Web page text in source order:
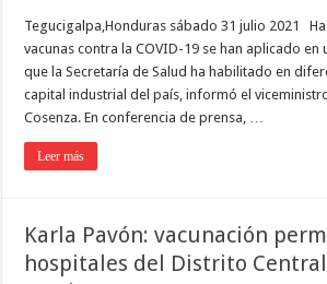
Tegucigalpa,Honduras sábado 31 julio 2021
vacunas contra la COVID-19 se han aplicado en
que la Secretaría de Salud ha habilitado en
capital industrial del país, informó el
Cosenza. En conferencia de prensa, …
Leer más
Karla Pavón: vacunación
hospitales del Distrito